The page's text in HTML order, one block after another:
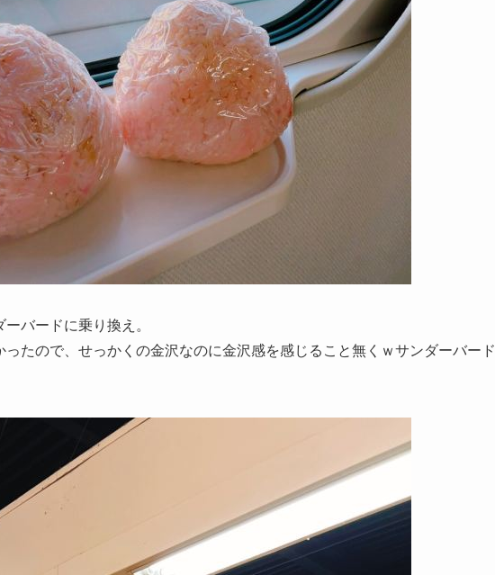
バードに乗り換え。
たので、せっかくの金沢なのに金沢感を感じること無くｗサンダーバード